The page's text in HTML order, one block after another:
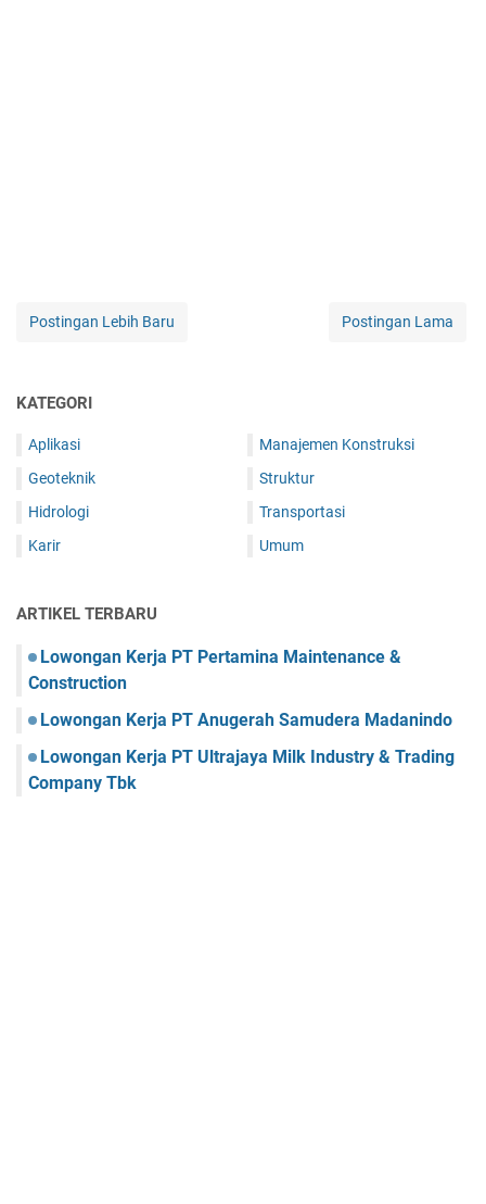
Postingan Lebih Baru Postingan Lama
KATEGORI
Aplikasi
Geoteknik
Hidrologi
Karir
Manajemen Konstruksi
Struktur
Transportasi
Umum
ARTIKEL TERBARU
Lowongan Kerja PT Pertamina Maintenance &
Construction
Lowongan Kerja PT Anugerah Samudera Madanindo
Lowongan Kerja PT Ultrajaya Milk Industry & Trading
Company Tbk